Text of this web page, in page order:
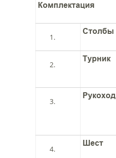
Комплектация
Столбы
Турник
Рукоход
Шест